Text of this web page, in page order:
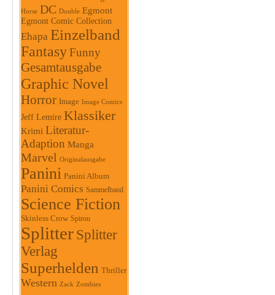
Horse DC Double Egmont
Egmont Comic Collection
Ehapa Einzelband
FantasyFunny
Gesamtausgabe
Graphic Novel
Horror Image Image Comics
Jeff Lemire Klassiker
Krimi Literatur-
Adaption Manga
Marvel Originalausgabe
Panini Panini Album
Panini Comics Sammelband
Science Fiction
Skinless Crow Spirou
Splitter Splitter
Verlag
Superhelden Thriller
Western Zack Zombies